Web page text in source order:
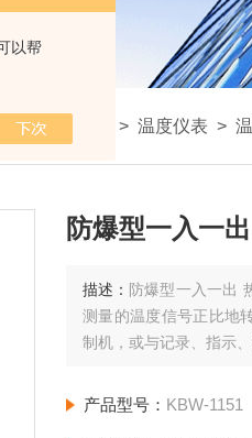
以帮
>产品展示 > 温度仪表 >
防爆型一入一
描述： 防爆型一入一出
测量的温度信号正比地
制机，或与记录、指示
产品型号： KBW-1151